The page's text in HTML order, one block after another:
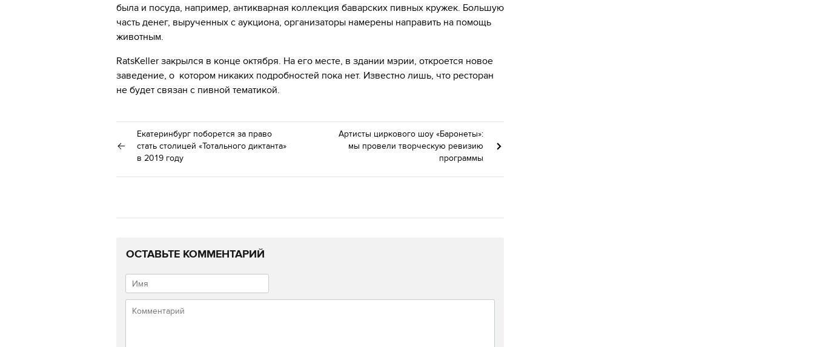
была и посуда, например, антикварная коллекция баварских пивных кружек. Большую
часть денег, вырученных с аукциона, организаторы намерены направить на помощь
животным.
RatsKeller закрылся в конце октября. На его месте, в здании мэрии, откроется новое
заведение, о котором никаких подробностей пока нет. Известно лишь, что ресторан
не будет связан с пивной тематикой.
Екатеринбург поборется за право
стать столицей «Тотального диктанта»
в 2019 году
Артисты циркового шоу «Баронеты»:
мы провели творческую ревизию
программы
ОСТАВЬТЕ КОММЕНТАРИЙ